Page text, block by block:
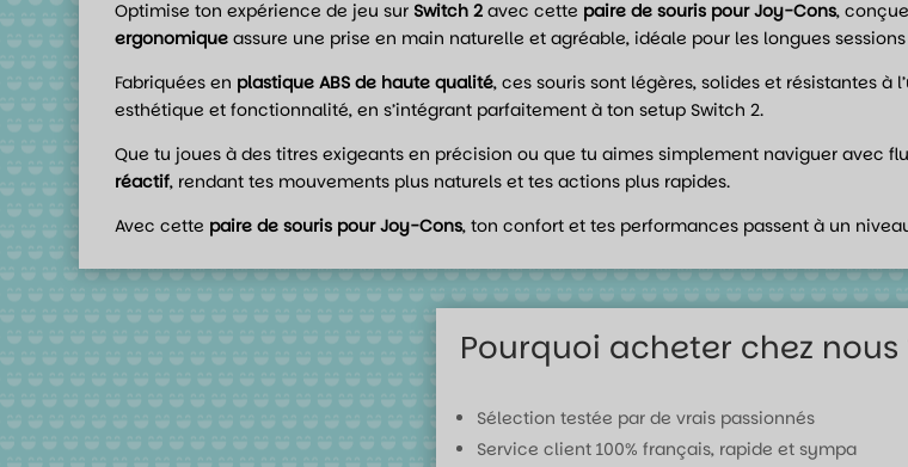
Optimise ton expérience de jeu sur Switch 2 avec cette paire de souris pour Joy-Cons,
ergonomique assure une prise en main naturelle et agréable, idéale pour les longues
Fabriquées en plastique ABS de haute qualité, ces souris sont légères, solides et résistantes
esthétique et fonctionnalité, en s’intégrant parfaitement à ton setup Switch 2.
Que tu joues à des titres exigeants en précision ou que tu aimes simplement naviguer avec
réactif, rendant tes mouvements plus naturels et tes actions plus rapides.
Avec cette paire de souris pour Joy-Cons, ton confort et tes performances passent à un
Pourquoi acheter chez nous
Sélection testée par de vrais passionnés
Service client 100% français, rapide et sympa